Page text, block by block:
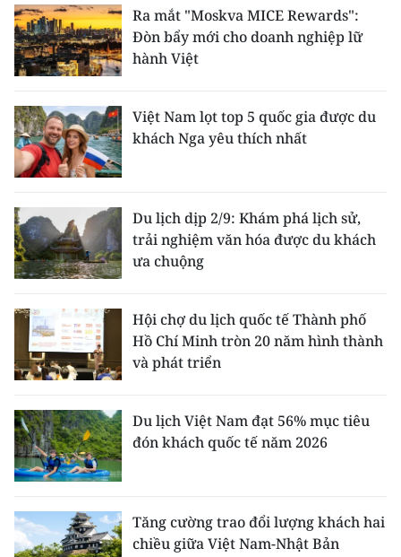
Ra mắt "Moskva MICE Rewards":
Đòn bẩy mới cho doanh nghiệp lữ
hành Việt
Việt Nam lọt top 5 quốc gia được du
khách Nga yêu thích nhất
Du lịch dịp 2/9: Khám phá lịch sử,
trải nghiệm văn hóa được du khách
ưa chuộng
Hội chợ du lịch quốc tế Thành phố
Hồ Chí Minh tròn 20 năm hình thành
và phát triển
Du lịch Việt Nam đạt 56% mục tiêu
đón khách quốc tế năm 2026
Tăng cường trao đổi lượng khách hai
chiều giữa Việt Nam-Nhật Bản